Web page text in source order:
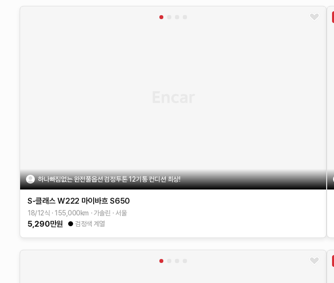
하나빠짐없는 완전풀옵션 검정투톤 12기통 컨디션 최상!
S-클래스 W222 마이바흐 S650
18/12식 155,000km 가솔린 서울
5,290만원 검정색 계열